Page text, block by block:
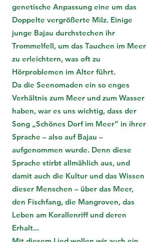
genetische Anpassung eine um das
Doppelte vergrößerte Milz. Einige
junge Bajau durchstechen ihr
Trommelfell, um das Tauchen im Meer
zu erleichtern, was oft zu
Hörproblemen im Alter führt.
Da die Seenomaden ein so enges
Verhältnis zum Meer und zum Wasser
haben, war es uns wichtig, dass der
Song „Schönes Dorf im Meer“ in ihrer
Sprache – also auf Bajau –
aufgenommen wurde. Denn diese
Sprache stirbt allmählich aus, und
damit auch die Kultur und das Wissen
dieser Menschen – über das Meer,
den Fischfang, die Mangroven, das
Leben am Korallenriff und deren
Erhalt...